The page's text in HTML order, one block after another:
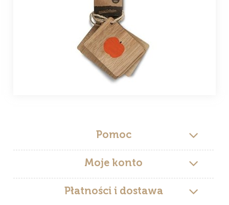
Pomoc
Moje konto
Płatności i dostawa